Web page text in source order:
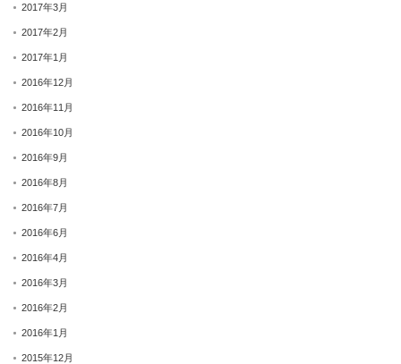
2017年3月
2017年2月
2017年1月
2016年12月
2016年11月
2016年10月
2016年9月
2016年8月
2016年7月
2016年6月
2016年4月
2016年3月
2016年2月
2016年1月
2015年12月